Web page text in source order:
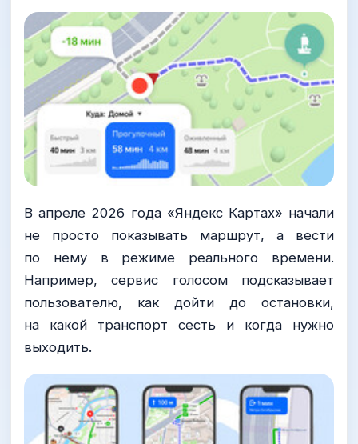
В апреле 2026 года «Яндекс Картах» начали
не просто показывать маршрут, а вести
по нему в режиме реального времени.
Например, сервис голосом подсказывает
пользователю, как дойти до остановки,
на какой транспорт сесть и когда нужно
выходить.